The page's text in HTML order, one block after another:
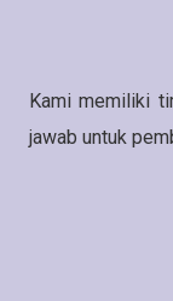
Kami memiliki
jawab untuk